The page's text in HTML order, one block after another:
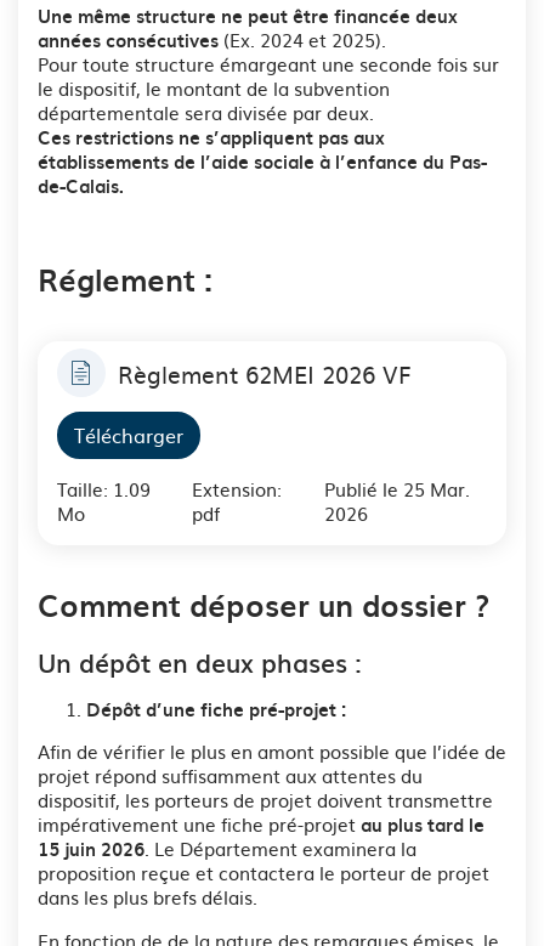
Une même structure ne peut être financée deux
années consécutives (Ex. 2024 et 2025).
Pour toute structure émargeant une seconde fois sur
le dispositif, le montant de la subvention
départementale sera divisée par deux.
Ces restrictions ne s’appliquent pas aux
établissements de l’aide sociale à l’enfance du Pas-
de-Calais.
Réglement :
Règlement 62MEI 2026 VF
Télécharger
Taille: 1.09
Mo
Extension:
pdf
Publié le 25 Mar.
2026
Comment déposer un dossier ?
Un dépôt en deux phases :
Dépôt d’une fiche pré-projet :
Afin de vérifier le plus en amont possible que l’idée de
projet répond suffisamment aux attentes du
dispositif, les porteurs de projet doivent transmettre
impérativement une fiche pré-projetau plus tard le
15 juin 2026. Le Département examinera la
proposition reçue et contactera le porteur de projet
dans les plus brefs délais.